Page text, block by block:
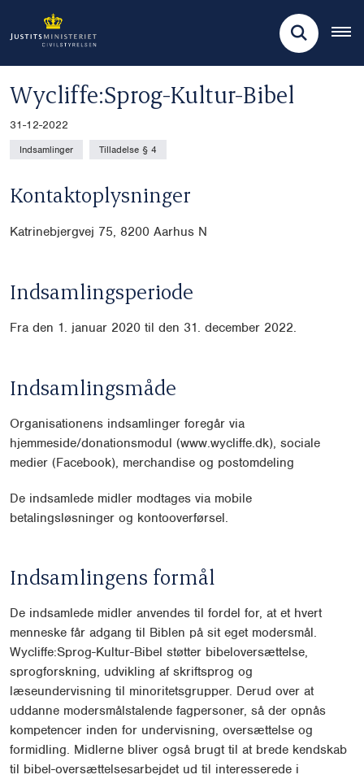
Wycliffe:Sprog-Kultur-Bibel
31-12-2022
Indsamlinger Tilladelse § 4
Kontaktoplysninger
Katrinebjergvej 75, 8200 Aarhus N
Indsamlingsperiode
Fra den 1. januar 2020 til den 31. december 2022.
Indsamlingsmåde
Organisationens indsamlinger foregår via
hjemmeside/donationsmodul (www.wycliffe.dk), sociale
medier (Facebook), merchandise og postomdeling
De indsamlede midler modtages via mobile
betalingsløsninger og kontooverførsel.
Indsamlingens formål
De indsamlede midler anvendes til fordel for, at et hvert
menneske får adgang til Biblen på sit eget modersmål.
Wycliffe:Sprog-Kultur-Bibel støtter bibeloversættelse,
sprogforskning, udvikling af skriftsprog og
læseundervisning til minoritetsgrupper. Derud over at
uddanne modersmålstalende fagpersoner, så der opnås
kompetencer inden for undervisning, oversættelse og
formidling. Midlerne bliver også brugt til at brede kendskab
til bibel-oversættelsesarbejdet ud til interesserede i